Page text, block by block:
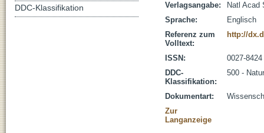
Verlagsangabe:
Natl Acad
Sprache:
Englisch
Referenz zum
Volltext:
http://
ISSN:
0027-8424
DDC-
Klassifikation:
500 -
Dokumentart:
Zur
Langanzeige
DDC-Klassifikation